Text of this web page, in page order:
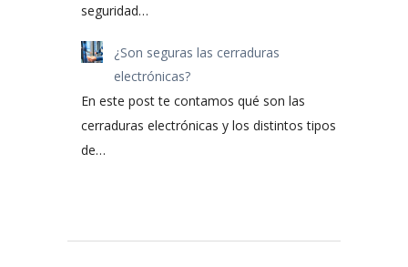
seguridad…
¿Son seguras las cerraduras
electrónicas?
En este post te contamos qué son las
cerraduras electrónicas y los distintos tipos
de…